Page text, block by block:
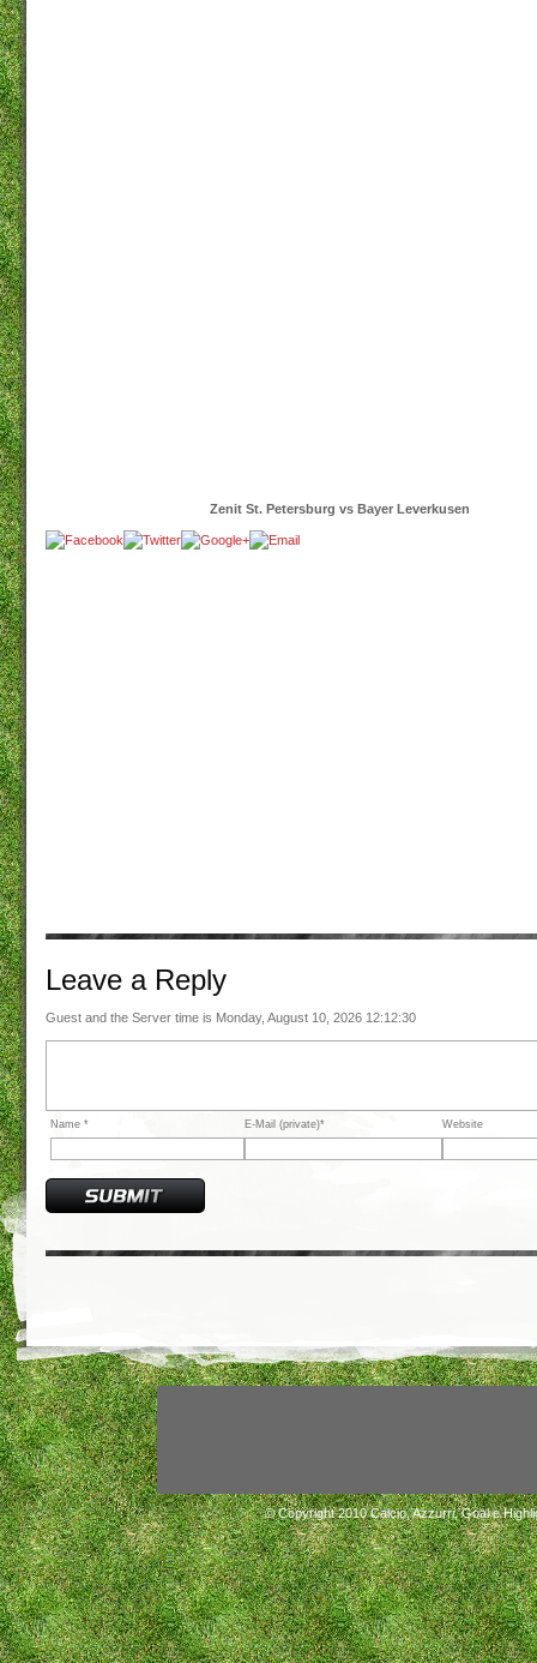
Zenit St. Petersburg vs Bayer Leverkusen
Leave a Reply
Guest and the Server time is Monday, August 10, 2026 12:12:30
Name * E-Mail (private)* Website
© Copyright 2010Calcio, Azzurri, Goal e